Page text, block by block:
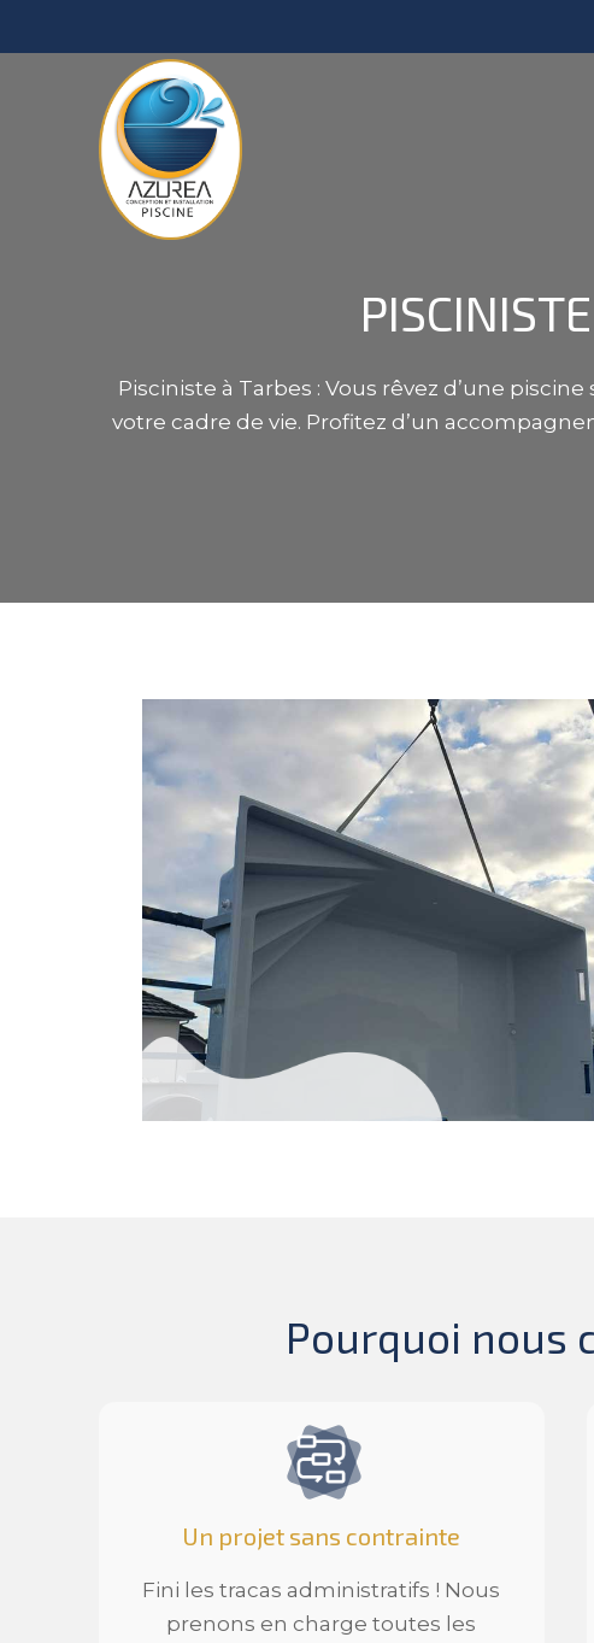
Pisciniste à Tarbes : Vous rêvez d’une
votre cadre de vie. Profitez d’un
Pourquoi nous
Un projet sans contrainte
Fini les tracas administratifs ! Nous
prenons en charge toutes les